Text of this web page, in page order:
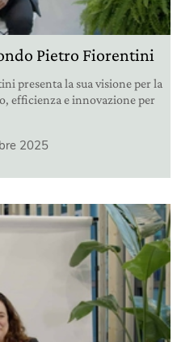
Pietro Fiorentini
presenta la sua visione per la
efficienza e innovazione per
2025